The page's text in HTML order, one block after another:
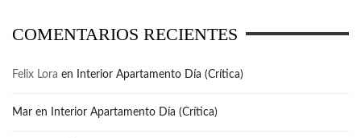
COMENTARIOS RECIENTES
Felix Lora en Interior Apartamento Día (Crítica)
Mar en Interior Apartamento Día (Crítica)